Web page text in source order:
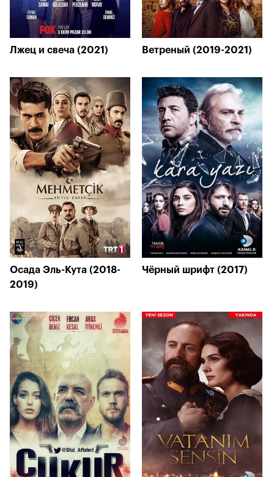
Лжец и свеча (2021) Ветреный (2019-2021)
Осада Эль-Кута (2018-
2019)
Чёрный шрифт (2017)